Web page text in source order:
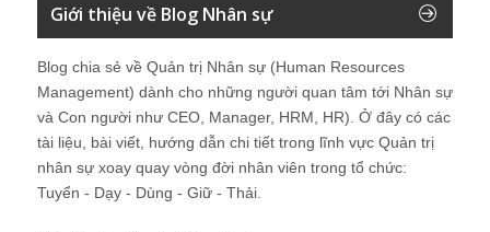
Giới thiệu về Blog Nhân sự
Blog chia sẻ về Quản trị Nhân sự (Human Resources
Management) dành cho những người quan tâm tới Nhân sự
và Con người như CEO, Manager, HRM, HR). Ở đây có các
tài liệu, bài viết, hướng dẫn chi tiết trong lĩnh vực Quản trị
nhân sự xoay quay vòng đời nhân viên trong tổ chức:
Tuyển - Dạy - Dùng - Giữ - Thải.